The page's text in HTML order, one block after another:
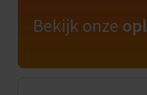
Bekijk onze